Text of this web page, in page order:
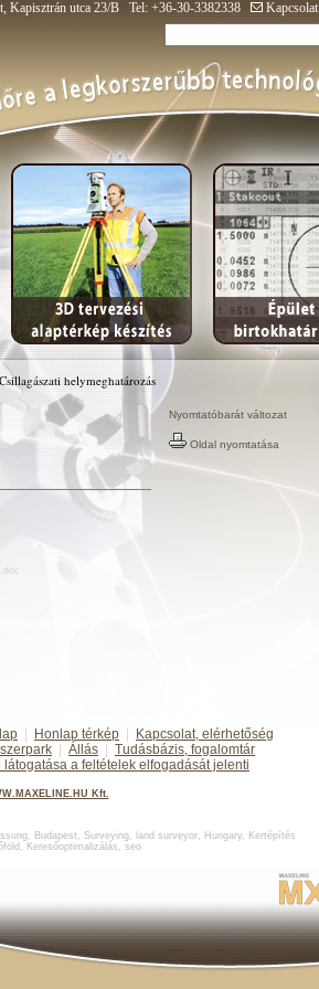
Kapisztrán utca 23/B Tel: +36-30-3382338 Kapcsolat
Csillagászati helymeghatározás
Nyomtatóbarát változat
Oldal nyomtatása
Honlap térkép
Kapcsolat, elérhetőség
Állás
Tudásbázis, fogalomtár
látogatása a feltételek elfogadását jelenti
Kft.
Budapest, Surveying, land surveyor, Hungary, Kertépítés
, Keresőoptimalizálás , seo